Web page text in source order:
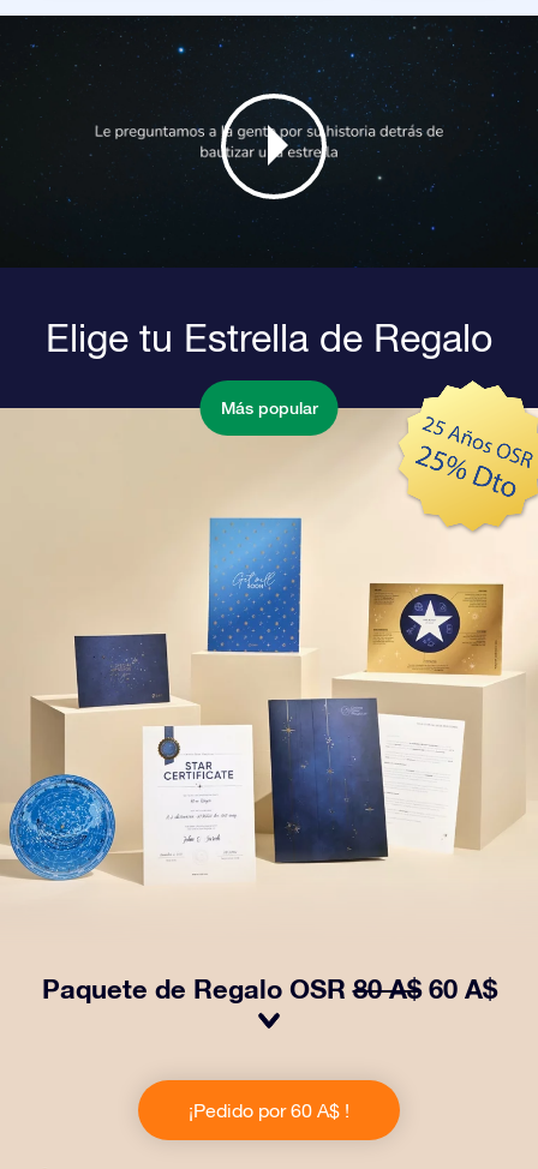
Elige tu Estrella de Regalo
Más popular
Paquete de Regalo OSR80 A$ 60 A$
OSR! Este regalo incluye un bonito sobre y documentos
personalizados enviados a la dirección que elijas,
además de documentos digitales y el uso gratuito de
¡Pedido por 60 A$ !